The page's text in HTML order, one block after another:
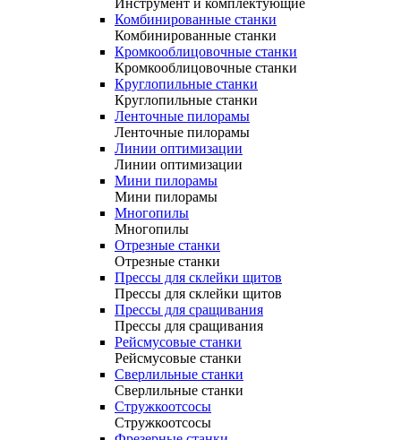
Инструмент и комплектующие
Комбинированные станки
Комбинированные станки
Кромкооблицовочные станки
Кромкооблицовочные станки
Круглопильные станки
Круглопильные станки
Ленточные пилорамы
Ленточные пилорамы
Линии оптимизации
Линии оптимизации
Мини пилорамы
Мини пилорамы
Многопилы
Многопилы
Отрезные станки
Отрезные станки
Прессы для склейки щитов
Прессы для склейки щитов
Прессы для сращивания
Прессы для сращивания
Рейсмусовые станки
Рейсмусовые станки
Сверлильные станки
Сверлильные станки
Стружкоотсосы
Стружкоотсосы